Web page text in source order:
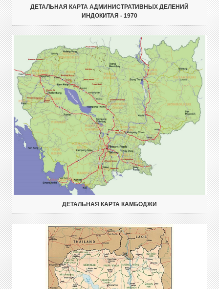
ДЕТАЛЬНАЯ КАРТА АДМИНИСТРАТИВНЫХ ДЕЛЕНИЙ
ИНДОКИТАЯ - 1970
ДЕТАЛЬНАЯ КАРТА КАМБОДЖИ